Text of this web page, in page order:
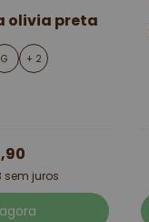
olivia preta
G + 2
sem juros